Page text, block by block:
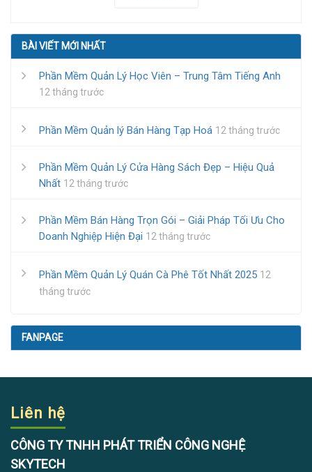
BÀI VIẾT MỚI NHẤT
Phần Mềm Quản Lý Học Viên – Trung Tâm Tiếng Anh
12 tháng trước
Phần Mềm Quản lý Bán Hàng Tạp Hoá 12 tháng trước
Phần Mềm Quản Lý Cửa Hàng Sách Đẹp – Hiệu Quả
Nhất 12 tháng trước
Phần Mềm Bán Hàng Trọn Gói – Giải Pháp Tối Ưu Cho
Doanh Nghiệp Hiện Đại 12 tháng trước
Phần Mềm Quản Lý Quán Cà Phê Tốt Nhất 2025 12
tháng trước
FANPAGE
Liên hệ
CÔNG TY TNHH PHÁT TRIỂN CÔNG NGHỆ
SKYTECH